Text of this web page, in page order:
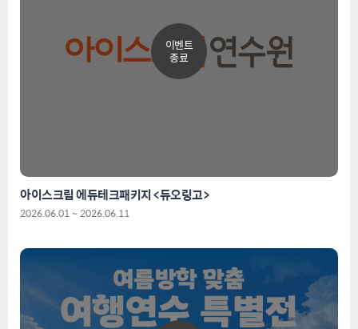
이벤트
종료
아이스크림 에듀테크패키지 <듀오링고>
2026.06.01 ~ 2026.06.11